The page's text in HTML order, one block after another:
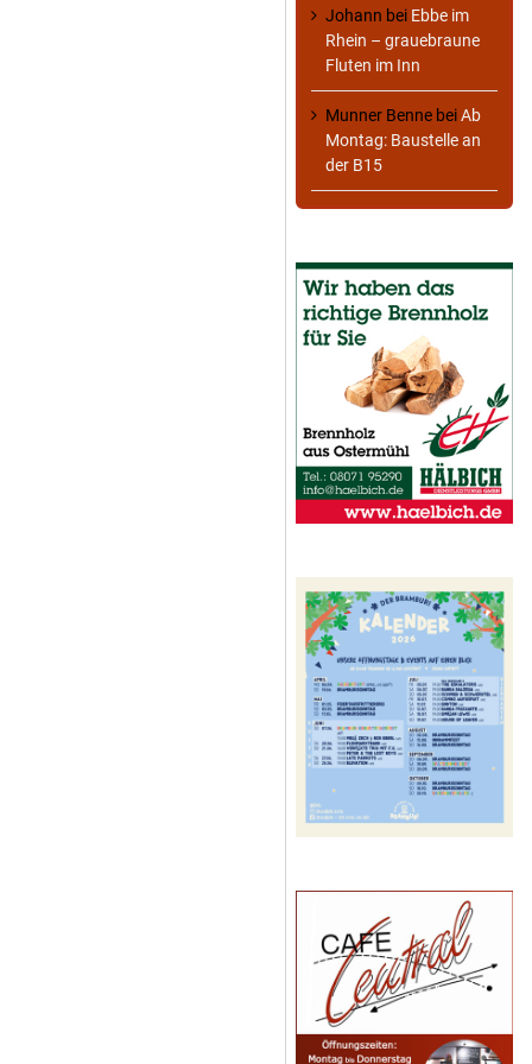
Johann bei Ebbe im
Rhein – grauebraune
Fluten im Inn
Munner Benne beiAb
Montag: Baustelle an
der B15